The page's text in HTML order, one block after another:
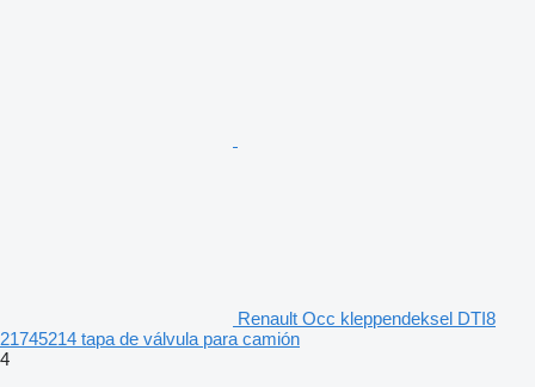
Renault Occ kleppendeksel DTI8
21745214 tapa de válvula para camión
4